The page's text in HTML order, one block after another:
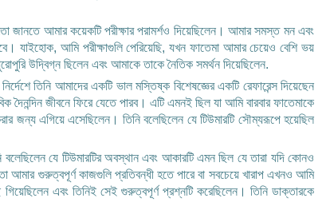
জানতে আমার কয়েকটি পরীক্ষার পরামর্শও দিয়েছিলেন। আমার সমস্ত মন এবং
যাইহোক, আমি পরীক্ষাগুলি পেরিয়েছি, যখন ফাতেমা আমার চেয়েও বেশি ভয়
উদ্বিগ্ন ছিলেন এবং আমাকে তাকে নৈতিক সমর্থন দিয়েছিলেন.
নির্দেশে তিনি আমাদের একটি ভাল মস্তিষ্ক বিশেষজ্ঞের একটি রেফারেন্স দিয়েছেন
দৈনন্দিন জীবনে ফিরে যেতে পারব। এটি এমনই ছিল যা আমি বারবার ফাতেমাকে
জন্য এগিয়ে এসেছিলেন। তিনি বলেছিলেন যে টিউমারটি সৌম্যরূপে হয়েছিল
যে টিউমারটির অবস্থান এবং আকারটি এমন ছিল যে তারা যদি কোনও
আমার গুরুত্বপূর্ণ কাজগুলি প্রতিবন্ধী হতে পারে বা সবচেয়ে খারাপ এখনও আমি
এবং তিনিই সেই গুরুত্বপূর্ণ প্রশ্নটি করেছিলেন। তিনি ডাক্তারকে